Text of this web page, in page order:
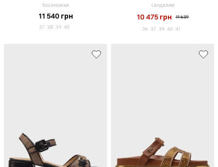
босоножки
11 540 грн
37 38 39 40
сандалии
10 475 грн 11 639
36 37 39 40 41